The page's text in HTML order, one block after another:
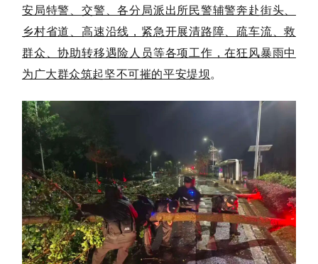
安局特警、交警、各分局派出所民警辅警奔赴街头、
乡村省道、高速沿线，紧急开展清路障、疏车流、救
群众、协助转移遇险人员等各项工作，在狂风暴雨中
为广大群众筑起坚不可摧的平安堤坝。